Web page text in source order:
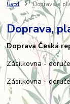
Úvod Doprava a
Doprava,
Doprava Česká
Zásilkovna -
Zásilkovna -